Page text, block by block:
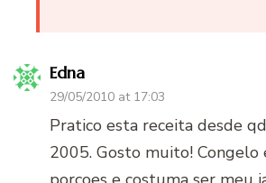
Edna
29/05/2010 at 17:03
Pratico esta receita desde
2005. Gosto muito! Congelo